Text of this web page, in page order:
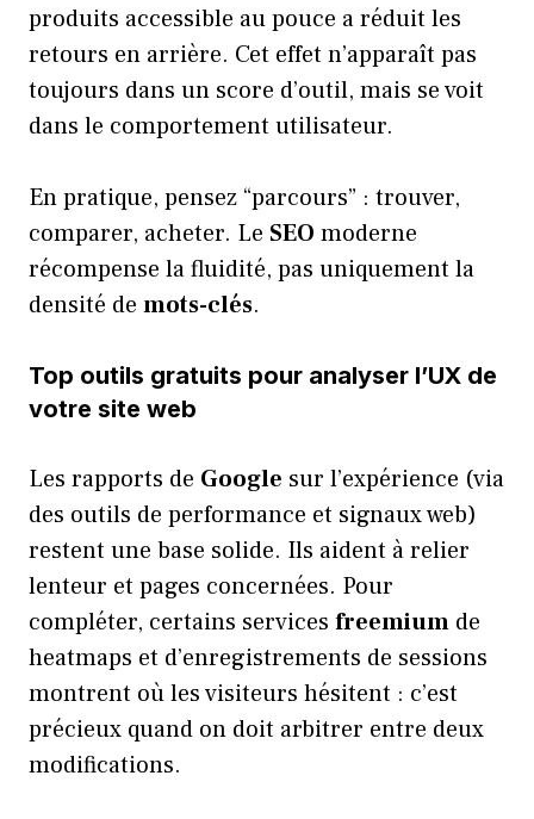
produits accessible au pouce a réduit les
retours en arrière. Cet effet n’apparaît pas
toujours dans un score d’outil, mais se voit
dans le comportement utilisateur.
En pratique, pensez “parcours” : trouver,
comparer, acheter. Le SEO moderne
récompense la fluidité, pas uniquement la
densité de mots-clés.
Top outils gratuits pour analyser l’UX de
votre site web
Les rapports de Google sur l’expérience (via
des outils de performance et signaux web)
restent une base solide. Ils aident à relier
lenteur et pages concernées. Pour
compléter, certains services freemium de
heatmaps et d’enregistrements de sessions
montrent où les visiteurs hésitent : c’est
précieux quand on doit arbitrer entre deux
modifications.